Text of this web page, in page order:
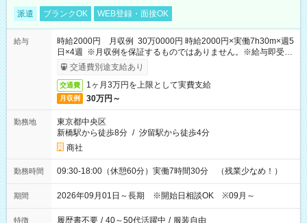
派遣 ブランクOK WEB登録・面接OK
給与
時給2000円 月収例 30万0000円 時給2000円×実働7h30m×週5
日×4週 ※月収例を保証するものではありません。※給与即受取
りサービス利用可（利用条件有）
交通費別途支給あり
交通費 1ヶ月3万円を上限として実費支給
月収例 30万円～
勤務地
東京都中央区
新橋駅から徒歩8分 / 汐留駅から徒歩4分
商社
勤務時間 09:30-18:00（休憩60分）実働7時間30分 （残業少なめ！）
期間 2026年09月01日～長期 ※開始日相談OK ※09月～
特徴 履歴書不要 / 40～50代活躍中 / 服装自由